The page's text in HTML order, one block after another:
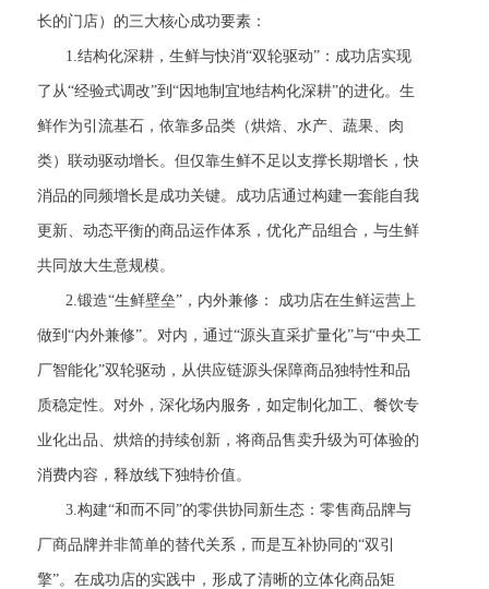
长的门店）的三大核心成功要素：
1.结构化深耕，生鲜与快消“双轮驱动”：成功店实现
了从“经验式调改”到“因地制宜地结构化深耕”的进化。生
鲜作为引流基石，依靠多品类（烘焙、水产、蔬果、肉
类）联动驱动增长。但仅靠生鲜不足以支撑长期增长，快
消品的同频增长是成功关键。成功店通过构建一套能自我
更新、动态平衡的商品运作体系，优化产品组合，与生鲜
共同放大生意规模。
2.锻造“生鲜壁垒”，内外兼修： 成功店在生鲜运营上
做到“内外兼修”。对内，通过“源头直采扩量化”与“中央工
厂智能化”双轮驱动，从供应链源头保障商品独特性和品
质稳定性。对外，深化场内服务，如定制化加工、餐饮专
业化出品、烘焙的持续创新，将商品售卖升级为可体验的
消费内容，释放线下独特价值。
3.构建“和而不同”的零供协同新生态：零售商品牌与
厂商品牌并非简单的替代关系，而是互补协同的“双引
擎”。在成功店的实践中，形成了清晰的立体化商品矩